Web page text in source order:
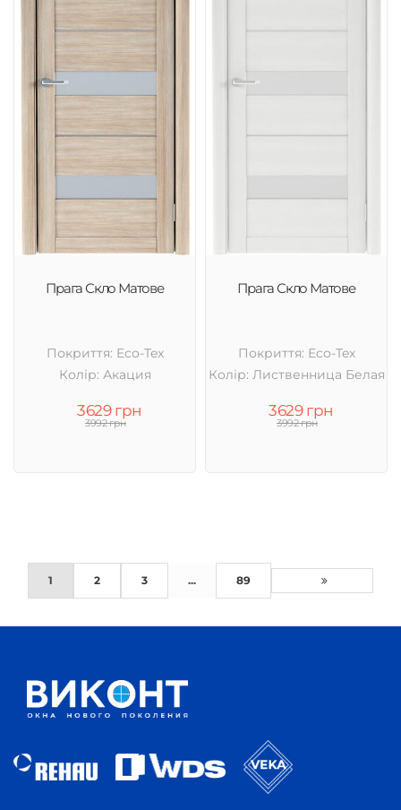
Прага Скло Матове
Покриття: Eco-Tex
Колір: Акация
3629 грн
3992 грн
Прага Скло Матове
Покриття: Eco-Tex
Колір: Лиственница Белая
3629 грн
3992 грн
1 2 3 ... 89